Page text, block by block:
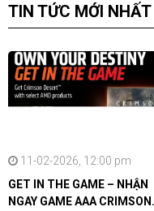
TIN TỨC MỚI NHẤT
11-02-2026, 12:00 pm
GET IN THE GAME – NHẬN
NGAY GAME AAA CRIMSON